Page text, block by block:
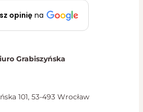
opinię na
Grabiszyńska
101, 53-493 Wrocław